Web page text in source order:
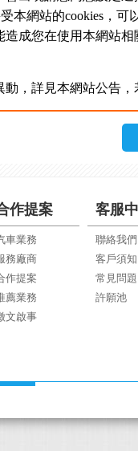
本網站的cookies，
造成您在使用本網站
，詳見本網站公告
作提案
車業務
務廠商
作提案
薦業務
文啟事
客服
聯絡我們
客戶須知
常見問題
許願池